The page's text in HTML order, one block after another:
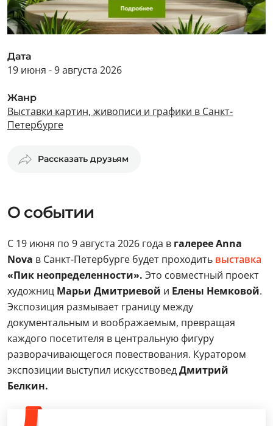
Дата
19 июня - 9 августа 2026
Жанр
Выставки картин, живописи и графики в Санкт-
Петербурге
Рассказать друзьям
О событии
С 19 июня по 9 августа 2026 года в галерее Anna
Nova в Санкт-Петербурге будет проходить выставка
«Пик неопределенности». Это совместный проект
художниц Марьи Дмитриевой и Елены Немковой.
Экспозиция размывает границу между
документальным и воображаемым, превращая
каждого посетителя в центральную фигуру
разворачивающегося повествования. Куратором
экспозиции выступил искусствоведДмитрий
Белкин.